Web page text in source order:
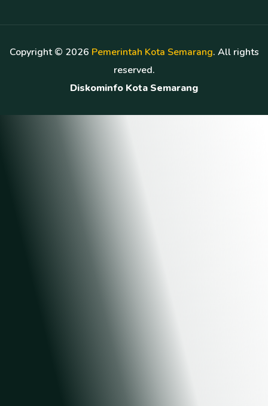
Copyright © 2026 Pemerintah Kota Semarang. All rights
reserved.
Diskominfo Kota Semarang